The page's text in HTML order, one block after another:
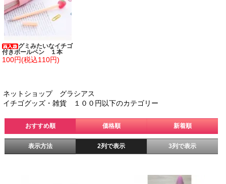
グミみたいなイチゴ
付きボールペン １本
100円(税込110円)
ネットショップ グラシアス
イチゴグッズ・雑貨 １００円以下のカテゴリー
おすすめ順 価格順 新着順
表示方法 2列で表示 3列で表示